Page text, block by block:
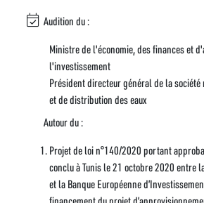
Audition du :
Ministre de l'économie, des finances et
l'investissement
Président directeur général de la
et de distribution des eaux
Autour du :
Projet de loi n°140/2020 portant
conclu à Tunis le 21 octobre 2020 entre
et la Banque Européenne